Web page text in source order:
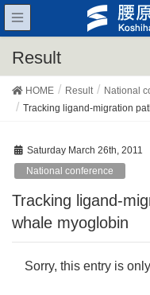
Result
HOME Result
National
Tracking ligand-migration
Saturday March 26th, 2011
National conference
Tracking ligand-migration pathways of sperm
whale myoglobin
Sorry, this entry is